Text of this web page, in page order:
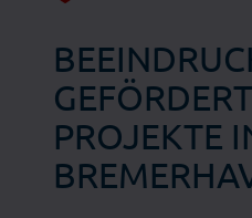
PROJEKTE